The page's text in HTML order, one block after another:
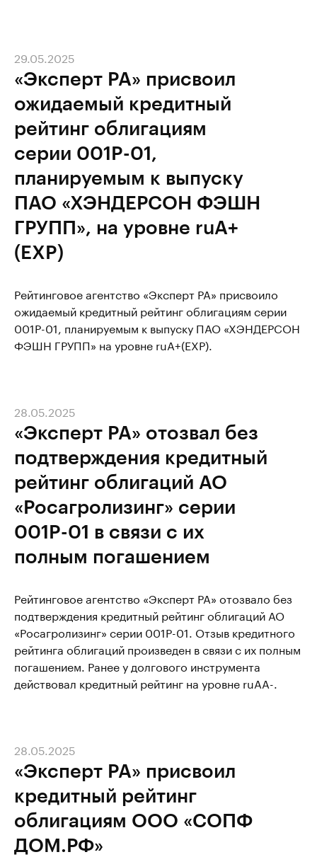
«Эксперт РА» присвоил
ожидаемый кредитный
рейтинг облигациям
серии 001P-01,
планируемым к выпуску
ПАО «ХЭНДЕРСОН ФЭШН
ГРУПП», на уровне ruA+
(EXP)
29.05.2025
Рейтинговое агентство «Эксперт РА» присвоило
ожидаемый кредитный рейтинг облигациям серии
001P-01, планируемым к выпуску ПАО «ХЭНДЕРСОН
ФЭШН ГРУПП» на уровне ruA+(EXP).
«Эксперт РА» отозвал без
подтверждения кредитный
рейтинг облигаций АО
«Росагролизинг» серии
001P-01 в связи с их
полным погашением
28.05.2025
Рейтинговое агентство «Эксперт РА» отозвало без
подтверждения кредитный рейтинг облигаций АО
«Росагролизинг» серии 001P-01. Отзыв кредитного
рейтинга облигаций произведен в связи с их полным
погашением. Ранее у долгового инструмента
действовал кредитный рейтинг на уровне ruAA-.
«Эксперт РА» присвоил
кредитный рейтинг
облигациям ООО «СОПФ
ДОМ.РФ»
28.05.2025